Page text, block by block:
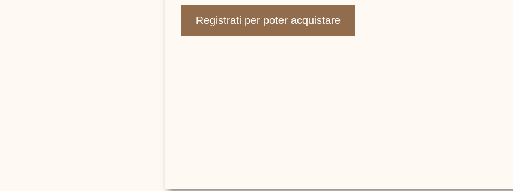
Registrati per poter acquistare